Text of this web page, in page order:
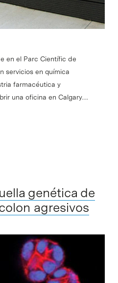
en el Parc Científic de
servicios en química
farmacéutica y
una oficina en Calgary…
genética de
agresivos